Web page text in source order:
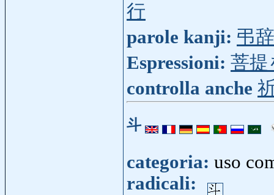
行
parole kanji: 弔辞
Espressioni: 菩提
controlla anche
斗
categoria: uso
radicali: